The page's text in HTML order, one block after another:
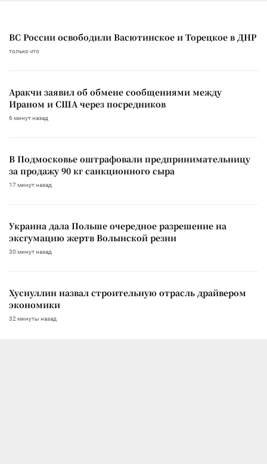
ВС России освободили Васютинское и Торецкое в ДНР
только что
Аракчи заявил об обмене сообщениями между
Ираном и США через посредников
6 минут назад
В Подмосковье оштрафовали предпринимательницу
за продажу 90 кг санкционного сыра
17 минут назад
Украина дала Польше очередное разрешение на
эксгумацию жертв Волынской резни
30 минут назад
Хуснуллин назвал строительную отрасль драйвером
экономики
32 минуты назад